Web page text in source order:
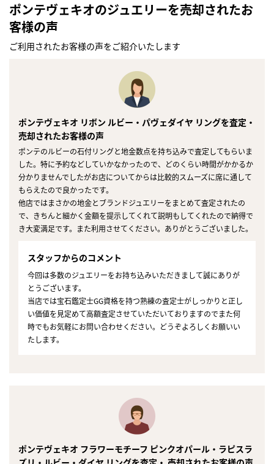
ポンテヴェキオのジュエリーを売却されたお
客様の声
ご利用されたお客様の声をご紹介いたします
ポンテヴェキオ リボン ルビー・パヴェダイヤ リングを査定・
売却されたお客様の声
ポンテのルビーの石付リングと地金数点を持ち込みで査定してもらいま
した。特に予約などしていかなかったので、どのくらい時間がかかるか
分かりませんでしたがお店についてからは比較的スムーズに席に通して
もらえたので良かったです。
他店ではまさかの地金とブランドジュエリーをまとめて査定されたの
で、きちんと細かく金額を提示してくれて説明もしてくれたので納得で
き大変満足です。また利用させてください。ありがとうございました。
スタッフからのコメント
今回は多数のジュエリーをお持ち込みいただきまして誠にありが
とうございます。
当店では宝石鑑定士GG資格を持つ熟練の査定士がしっかりと正し
い価値を見定めて高額査定させていただいておりますのでまた何
時でもお気軽にお問い合わせください。どうぞよろしくお願いい
たします。
ポンテヴェキオ フラワーモチーフ ピンクオパール・ラピスラ